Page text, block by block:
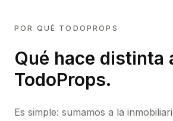
POR QUÉ TODOPROPS
Qué hace distinta
TodoProps.
Es simple: sumamos a la